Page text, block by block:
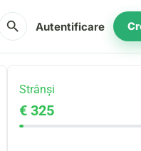
search Autentificare
Strânși
€ 325